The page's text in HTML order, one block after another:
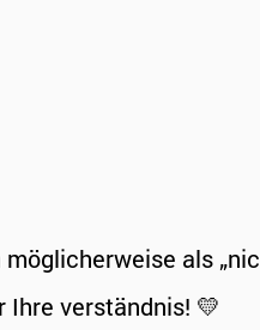
als
Ihre verständnis! 💛